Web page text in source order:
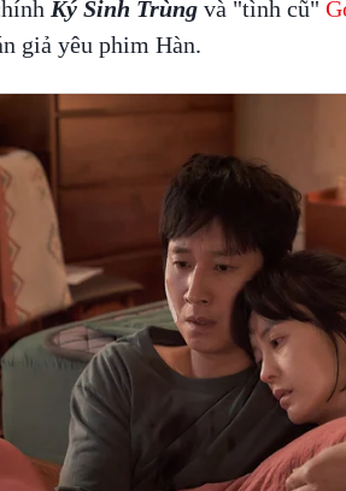
Ký Sinh Trùngvà "tình cũ"
giả yêu phim Hàn.